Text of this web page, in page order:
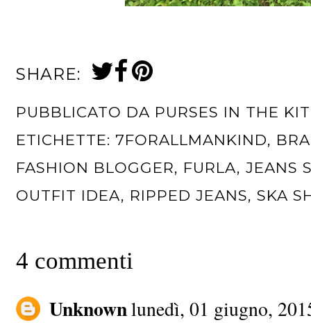
SHARE:
PUBBLICATO DA PURSES IN THE
ETICHETTE: 7FORALLMANKIND,
FASHION BLOGGER, FURLA, JEANS
OUTFIT IDEA, RIPPED JEANS, SKA
4 commenti
Unknownlunedì, 01 giugno,